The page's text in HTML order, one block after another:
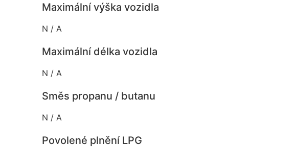
Maximální výška vozidla
N / A
Maximální délka vozidla
N / A
Směs propanu / butanu
N / A
Povolené plnění LPG